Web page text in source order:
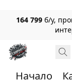
164 799 б/у,
Начало